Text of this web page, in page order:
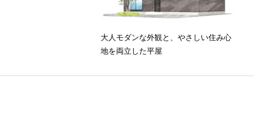
大人モダンな外観と、やさしい住み心
地を両立した平屋